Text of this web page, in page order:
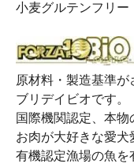
小麦グルテンフリー
原材料・製造基準
ブリデイビオです。
国際機関認定、本物
お肉が大好きな愛犬
有機認定漁場の魚を